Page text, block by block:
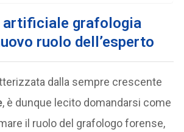
artificiale grafologia
ruolo dell’esperto
dalla sempre crescente
, è dunque lecito domandarsi come
il ruolo del grafologo forense,